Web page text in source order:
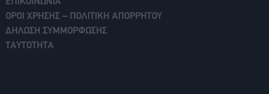
ΟΡΟΙ ΧΡΗΣΗΣ – ΠΟΛΙΤΙΚΗ ΑΠΟΡΡΗΤΟΥ
ΔΗΛΩΣΗ ΣΥΜΜΟΡΦΩΣΗΣ
ΤΑΥΤΟΤΗΤΑ